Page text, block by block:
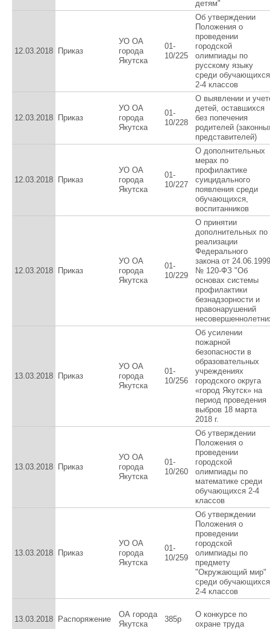
детям"
12.03.2018 Приказ
УО ОА
города
Якутска
01-
10/225
Об утверждении
Положения о
проведении
городской
олимпиады по
русскому языку
среди обучающихся
2-4 классов
12.03.2018 Приказ
УО ОА
города
Якутска
01-
10/228
О выявлении и
детей, оставшихся
без попечения
родителей
представителей)
12.03.2018 Приказ
УО ОА
города
Якутска
01-
10/227
О дополнительных
мерах по
профилактике
суицидального
появления среди
обучающихся,
воспитанников
12.03.2018 Приказ
УО ОА
города
Якутска
01-
10/229
О принятии
дополнительных по
реализации
Федерального
закона от 24.06.1999
№ 120-ФЗ "Об
основах системы
профилактики
безнадзорности и
правонарушений
13.03.2018 Приказ
УО ОА
города
Якутска
01-
10/256
Об усилении
пожарной
безопасности в
образовательных
учреждениях
городского округа
«город Якутск» на
период проведения
выбров 18 марта
2018 г.
13.03.2018 Приказ
УО ОА
города
Якутска
01-
10/260
Об утверждении
Положения о
проведении
городской
олимпиады по
математике среди
обучающихся 2-4
классов
13.03.2018 Приказ
УО ОА
города
Якутска
01-
10/259
Об утверждении
Положения о
проведении
городской
олимпиады по
предмету
"Окружающий мир"
среди обучающихся
2-4 классов
13.03.2018 Распоряжение
ОА города
Якутска
385р
О конкурсе по
охране труда